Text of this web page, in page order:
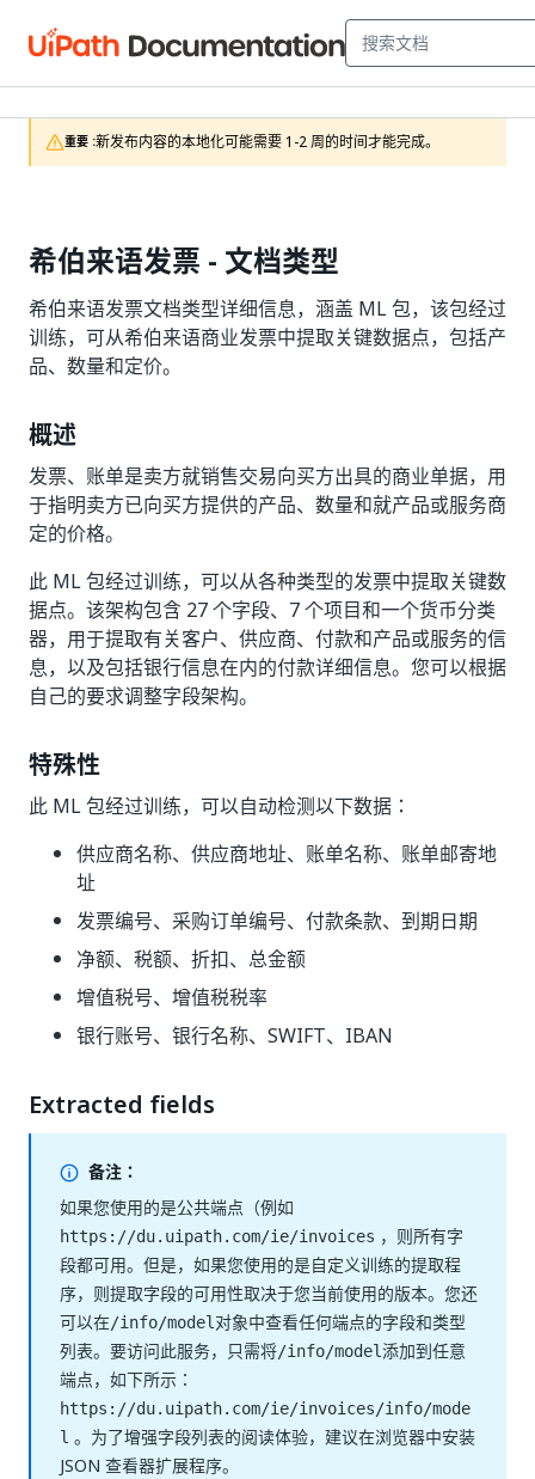
重要 :新发布内容的本地化可能需要 1-2 周的时间才能完成。
希伯来语发票 - 文档类型
希伯来语发票文档类型详细信息，涵盖 ML 包，该包经过
训练，可从希伯来语商业发票中提取关键数据点，包括产
品、数量和定价。
概述
发票、账单是卖方就销售交易向买方出具的商业单据，用
于指明卖方已向买方提供的产品、数量和就产品或服务商
定的价格。
此 ML 包经过训练，可以从各种类型的发票中提取关键数
据点。该架构包含 27 个字段、7 个项目和一个货币分类
器，用于提取有关客户、供应商、付款和产品或服务的信
息，以及包括银行信息在内的付款详细信息。您可以根据
自己的要求调整字段架构。
特殊性
此 ML 包经过训练，可以自动检测以下数据：
供应商名称、供应商地址、账单名称、账单邮寄地
址
发票编号、采购订单编号、付款条款、到期日期
净额、税额、折扣、总金额
增值税号、增值税税率
银行账号、银行名称、SWIFT、IBAN
Extracted fields
备注：
如果您使用的是公共端点（例如
https://du.uipath.com/ie/invoices ，则所有字
段都可用。但是，如果您使用的是自定义训练的提取程
序，则提取字段的可用性取决于您当前使用的版本。您还
可以在/info/model 对象中查看任何端点的字段和类型
列表。要访问此服务，只需将/info/model添加到任意
端点，如下所示：
https://du.uipath.com/ie/invoices/info/mode
l 。为了增强字段列表的阅读体验，建议在浏览器中安装
JSON 查看器扩展程序。